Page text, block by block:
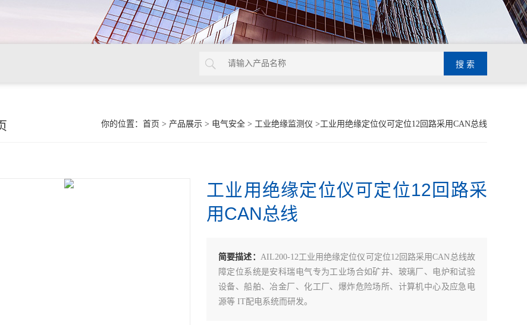
你的位置： 首页 > 产品展示> 电气安全> 工业绝缘监测仪 >工业用绝缘定位仪可定位12回路采用CAN总线
工业用绝缘定位仪可定位12回路采
用CAN总线
简要描述： AIL200-12工业用绝缘定位仪可定位12回路采用CAN总线故
障定位系统是安科瑞电气专为工业场合如矿井、玻璃厂、电炉和试验
设备、船舶、冶金厂、化工厂、爆炸危险场所、计算机中心及应急电
源等 IT配电系统而研发。